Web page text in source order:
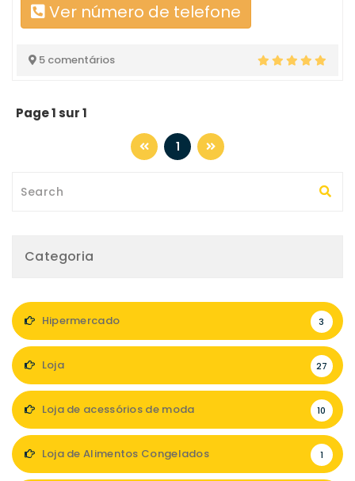
Ver número de telefone
5 comentários
Page 1 sur 1
1
Categoria
Hipermercado 3
Loja 27
Loja de acessórios de moda 10
Loja de Alimentos Congelados 1